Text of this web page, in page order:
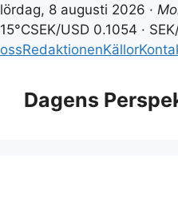
lördag, 8 augusti 2026 ·
15°CSEK/USD 0.1054 ·
ossRedaktionenKällor
innehållDagens